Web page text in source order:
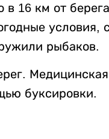
16 км от
условия,
рыбаков.
буксировки.